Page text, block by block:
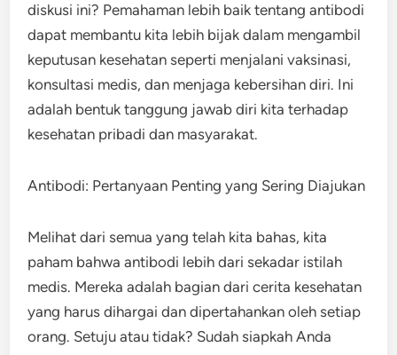
diskusi ini? Pemahaman lebih baik tentang antibodi
dapat membantu kita lebih bijak dalam mengambil
keputusan kesehatan seperti menjalani vaksinasi,
konsultasi medis, dan menjaga kebersihan diri. Ini
adalah bentuk tanggung jawab diri kita terhadap
kesehatan pribadi dan masyarakat.
Antibodi: Pertanyaan Penting yang Sering Diajukan
Melihat dari semua yang telah kita bahas, kita
paham bahwa antibodi lebih dari sekadar istilah
medis. Mereka adalah bagian dari cerita kesehatan
yang harus dihargai dan dipertahankan oleh setiap
orang. Setuju atau tidak? Sudah siapkah Anda